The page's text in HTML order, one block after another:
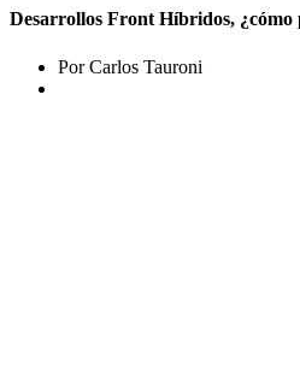
Desarrollos Front Híbridos, ¿cómo
Por Carlos Tauroni